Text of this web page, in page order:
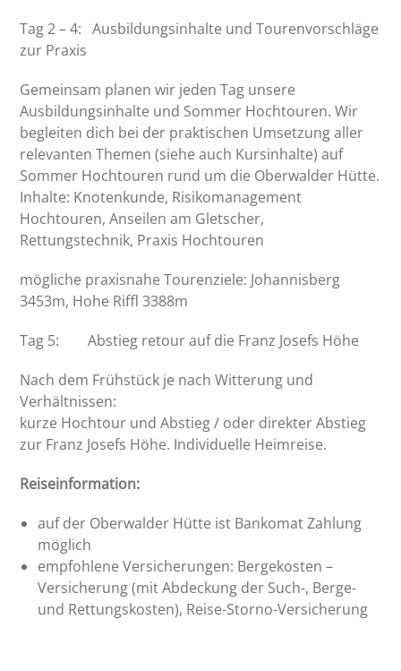
Tag 2 – 4: Ausbildungsinhalte und Tourenvorschläge
zur Praxis
Gemeinsam planen wir jeden Tag unsere
Ausbildungsinhalte und Sommer Hochtouren. Wir
begleiten dich bei der praktischen Umsetzung aller
relevanten Themen (siehe auch Kursinhalte) auf
Sommer Hochtouren rund um die Oberwalder Hütte.
Inhalte: Knotenkunde, Risikomanagement
Hochtouren, Anseilen am Gletscher,
Rettungstechnik, Praxis Hochtouren
mögliche praxisnahe Tourenziele: Johannisberg
3453m, Hohe Riffl 3388m
Tag 5: Abstieg retour auf die Franz Josefs Höhe
Nach dem Frühstück je nach Witterung und
Verhältnissen:
kurze Hochtour und Abstieg / oder direkter Abstieg
zur Franz Josefs Höhe. Individuelle Heimreise.
Reiseinformation:
auf der Oberwalder Hütte ist Bankomat Zahlung
möglich
empfohlene Versicherungen: Bergekosten –
Versicherung (mit Abdeckung der Such-, Berge-
und Rettungskosten), Reise-Storno-Versicherung